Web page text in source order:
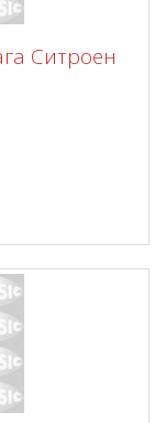
Ситроен